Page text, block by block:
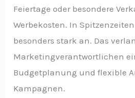
Feiertage oder besondere
Werbekosten. In
besonders stark an. Das
Marketingverantwortlichen
Budgetplanung und flexible
Kampagnen.